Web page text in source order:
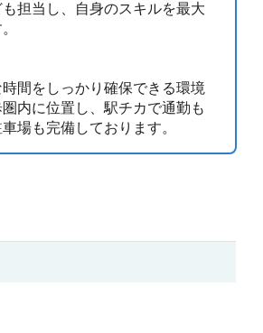
担当し、自身のスキルを最大
間をしっかり確保できる環境
内に位置し、駅チカで通勤も
場も完備しております。